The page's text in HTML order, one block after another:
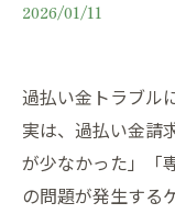
2026/01/11
過払い金トラブル
実は、過払い金請
が少なかった」「
の問題が発生する